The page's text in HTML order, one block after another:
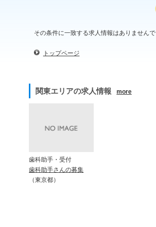
その条件に一致する求人情報はありません
トップページ
関東エリアの求人情報 more
歯科助手・受付
歯科助手さんの募集
（東京都）